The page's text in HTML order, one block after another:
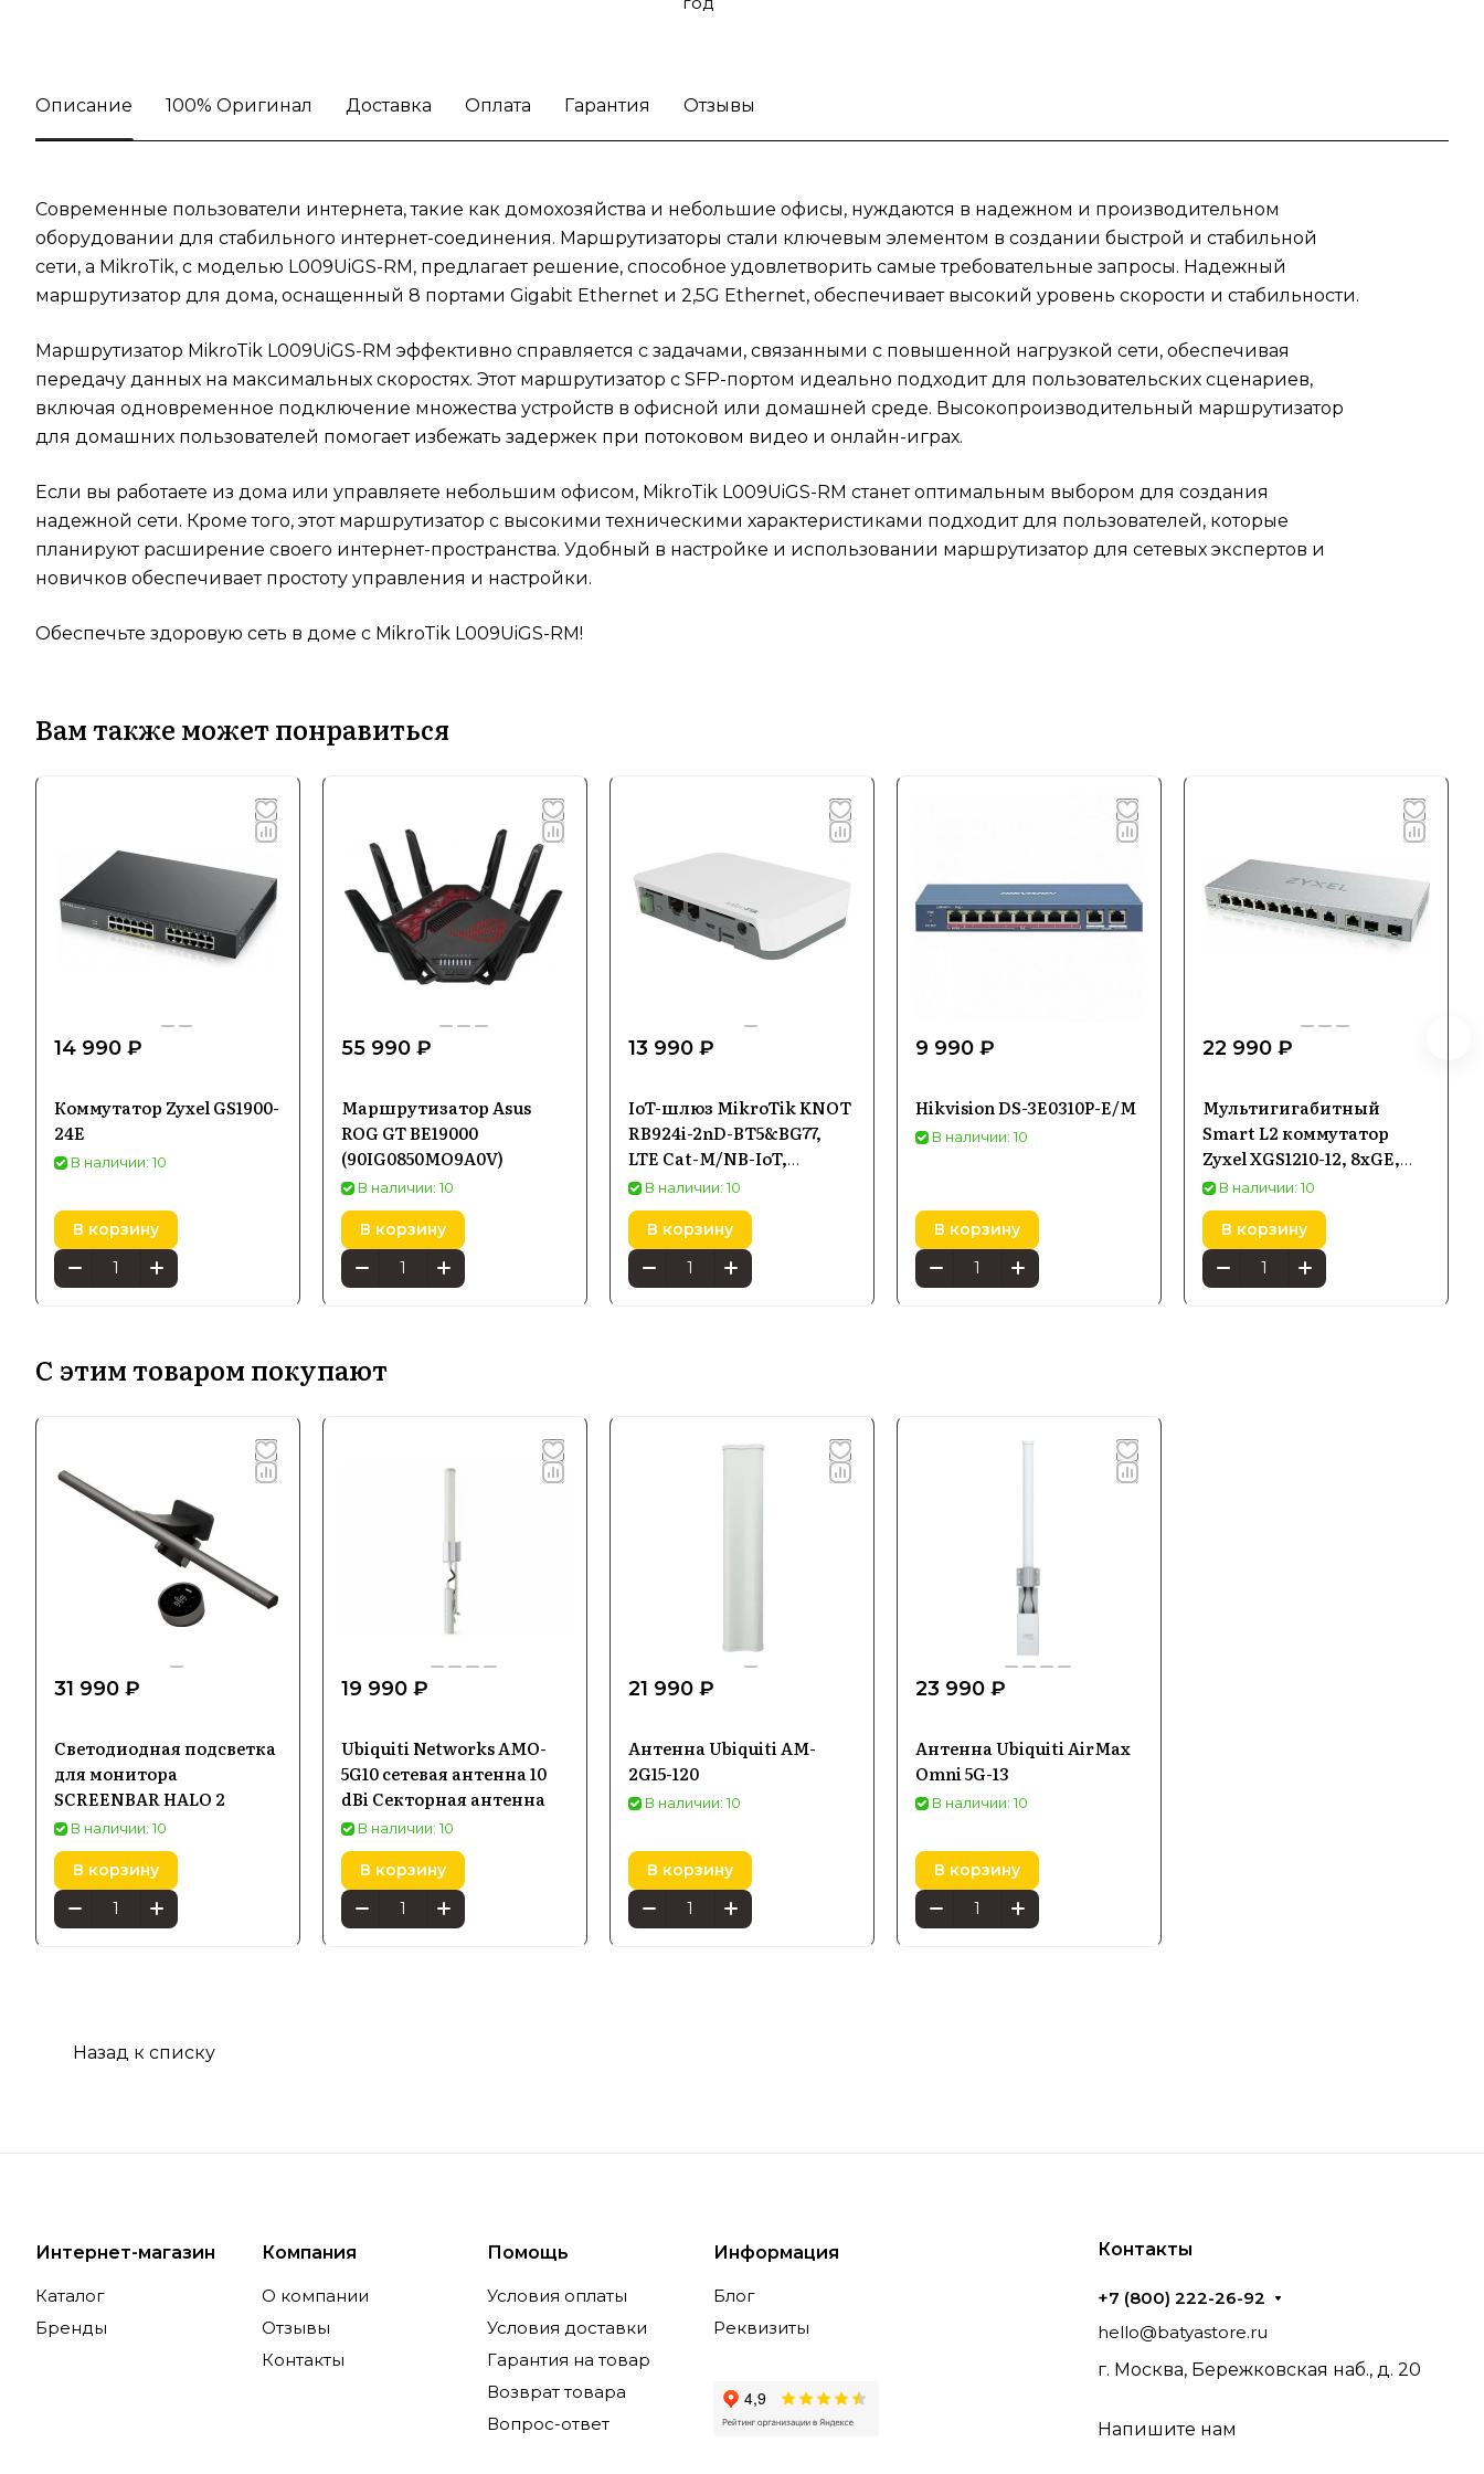
дома или управляете небольшим офисом,
техническими характеристиками подходит для
пользователей, которые планируют
расширение своего интернет-пространства.
Удобный в настройке и использовании
новичков обеспечивает простоту управления и
настройки. Обеспечьте здоровую сеть в доме с
MikroTik L009UiGS-RM!
Описание 100% Оригинал Доставка Оплата Гарантия Отзывы
Современные пользователи интернета, такие как домохозяйства и небольшие офисы, нуждаются в надежном и производительном
оборудовании для стабильного интернет-соединения. Маршрутизаторы стали ключевым элементом в создании быстрой и стабильной
сети, а MikroTik, с моделью L009UiGS-RM, предлагает решение, способное удовлетворить самые требовательные запросы. Надежный
маршрутизатор для дома, оснащенный 8 портами Gigabit Ethernet и 2,5G Ethernet, обеспечивает высокий уровень скорости и стабильности.
Маршрутизатор MikroTik L009UiGS-RM эффективно справляется с задачами, связанными с повышенной нагрузкой сети, обеспечивая
передачу данных на максимальных скоростях. Этот маршрутизатор с SFP-портом идеально подходит для пользовательских сценариев,
включая одновременное подключение множества устройств в офисной или домашней среде. Высокопроизводительный маршрутизатор
для домашних пользователей помогает избежать задержек при потоковом видео и онлайн-играх.
Если вы работаете из дома или управляете небольшим офисом, MikroTik L009UiGS-RM станет оптимальным выбором для создания
надежной сети. Кроме того, этот маршрутизатор с высокими техническими характеристиками подходит для пользователей, которые
планируют расширение своего интернет-пространства. Удобный в настройке и использовании маршрутизатор для сетевых экспертов и
новичков обеспечивает простоту управления и настройки.
Обеспечьте здоровую сеть в доме с MikroTik L009UiGS-RM!
Вам также может понравиться
14 990 ₽
Коммутатор Zyxel GS1900-
24E
В наличии: 10
В корзину
55 990 ₽
Маршрутизатор Asus
ROG GT BE19000
(90IG0850MO9A0V)
В наличии: 10
В корзину
13 990 ₽
IoT-шлюз MikroTik KNOT
RB924i-2nD-BT5&BG77,
LTE Cat-M/NB-IoT,
Bluetooth, GPS, PoE-in
В наличии: 10
В корзину
9 990 ₽
Hikvision DS-3E0310P-E/M
В наличии: 10
В корзину
22 990 ₽
Мультигигабитный
Smart L2 коммутатор
Zyxel XGS1210-12, 8xGE,
2x1/2,5GE, 2xSFP+,
настольный, бесшумный
В наличии: 10
В корзину
С этим товаром покупают
31 990 ₽
Светодиодная подсветка
для монитора
SCREENBAR HALO 2
В наличии: 10
В корзину
19 990 ₽
Ubiquiti Networks AMO-
5G10 сетевая антенна 10
dBi Секторная антенна
В наличии: 10
В корзину
21 990 ₽
Антенна Ubiquiti AM-
2G15-120
В наличии: 10
В корзину
23 990 ₽
Антенна Ubiquiti AirMax
Omni 5G-13
В наличии: 10
В корзину
Назад к списку
Интернет-магазин
Каталог
Бренды
Компания
О компании
Отзывы
Контакты
Помощь
Условия оплаты
Условия доставки
Гарантия на товар
Возврат товара
Вопрос-ответ
Информация
Блог
Реквизиты
Контакты
+7 (800) 222-26-92
hello@batyastore.ru
г. Москва, Бережковская наб., д. 20
Напишите нам